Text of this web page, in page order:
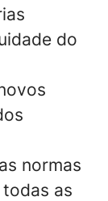
do
normas
as